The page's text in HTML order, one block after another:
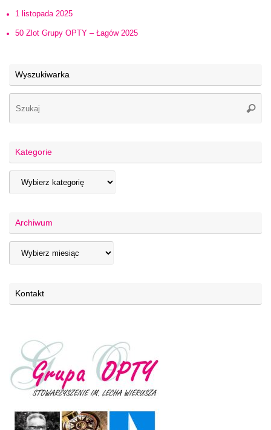
1 listopada 2025
50 Zlot Grupy OPTY – Łagów 2025
Wyszukiwarka
Kategorie
Archiwum
Kontakt